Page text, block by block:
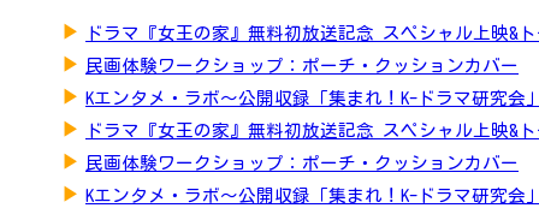
▶ ドラマ『女王の家』無料初放送記念 スペシャル上映&
▶ 民画体験ワークショップ：ポーチ・クッションカバー
▶ Kエンタメ・ラボ～公開収録「集まれ！K-ドラマ研究会」
▶ ドラマ『女王の家』無料初放送記念 スペシャル上映&
▶ 民画体験ワークショップ：ポーチ・クッションカバー
▶ Kエンタメ・ラボ～公開収録「集まれ！K-ドラマ研究会」